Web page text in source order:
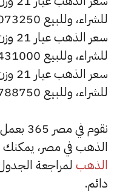
للشراء، وللبيع 1073250 جنيه.
للشراء، وللبيع 1431000 جنيه.
للشراء، وللبيع 1788750 جنيه.
نقوم
الذهب في مصر،
الذهب لمراجعة
دائم.